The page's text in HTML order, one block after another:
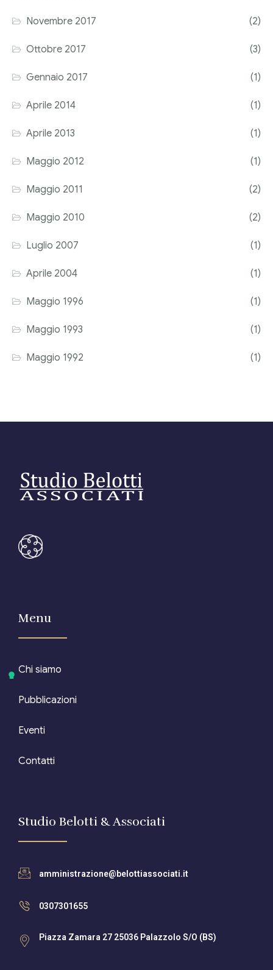
Novembre 2017 (2)
Ottobre 2017 (3)
Gennaio 2017 (1)
Aprile 2014 (1)
Aprile 2013 (1)
Maggio 2012 (1)
Maggio 2011 (2)
Maggio 2010 (2)
Luglio 2007 (1)
Aprile 2004 (1)
Maggio 1996 (1)
Maggio 1993 (1)
Maggio 1992 (1)
Menu
Chi siamo
Pubblicazioni
Eventi
Contatti
Studio Belotti & Associati
amministrazione@belottiassociati.it
0307301655
Piazza Zamara 27 25036 Palazzolo S/O (BS)